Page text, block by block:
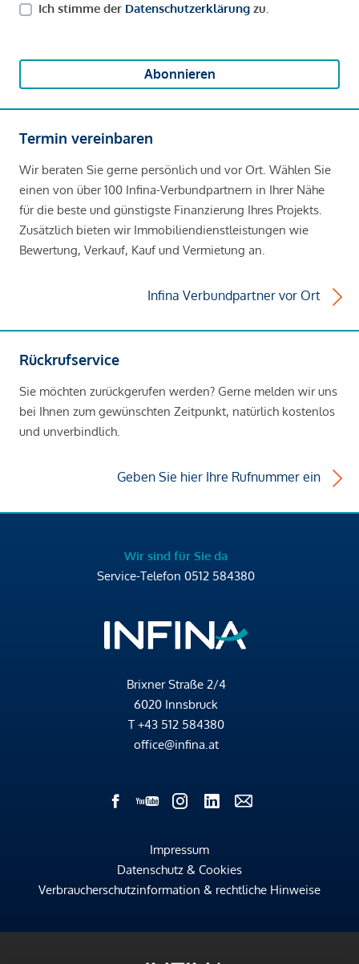
Ich stimme der Datenschutzerklärung zu.
Abonnieren
Termin vereinbaren
Wir beraten Sie gerne persönlich und vor Ort. Wählen Sie
einen von über 100 Infina-Verbundpartnern in Ihrer Nähe
für die beste und günstigste Finanzierung Ihres Projekts.
Zusätzlich bieten wir Immobiliendienstleistungen wie
Bewertung, Verkauf, Kauf und Vermietung an.
Infina Verbundpartner vor Ort
Rückrufservice
Sie möchten zurückgerufen werden? Gerne melden wir uns
bei Ihnen zum gewünschten Zeitpunkt, natürlich kostenlos
und unverbindlich.
Geben Sie hier Ihre Rufnummer ein
Wir sind für Sie da
Service-Telefon 0512 584380
Brixner Straße 2/4
6020 Innsbruck
T +43 512 584380
office@infina.at
Impressum
Datenschutz & Cookies
Verbraucherschutzinformation & rechtliche Hinweise